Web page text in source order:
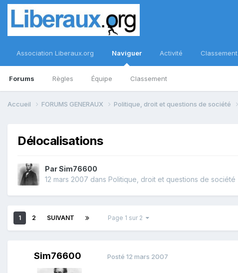
Association Liberaux.org Naviguer
Forums Règles Équipe Classement
Activité Classement
Accueil FORUMS GENERAUX Politique, droit et questions de société
Délocalisations
ParSim76600
12 mars 2007 dans Politique, droit et questions de société
1 2 SUIVANT Page 1 sur 2
Sim76600 Posté 12 mars 2007